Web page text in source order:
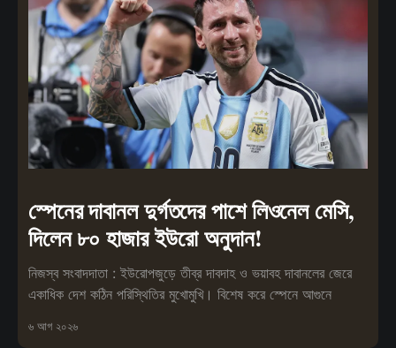
স্পেনের দাবানল দুর্গতদের পাশে লিওনেল মেসি,
দিলেন ৮০ হাজার ইউরো অনুদান!
নিজস্ব সংবাদদাতা : ইউরোপজুড়ে তীব্র দাবদাহ ও ভয়াবহ দাবানলের জেরে
একাধিক দেশ কঠিন পরিস্থিতির মুখোমুখি। বিশেষ করে স্পেনে আগুনে
৬ আগ ২০২৬